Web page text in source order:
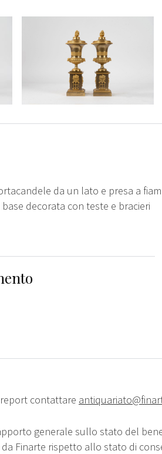
da un lato e presa a
decorata con teste e bracieri
contattare
generale sullo stato del
Finarte rispetto allo stato di